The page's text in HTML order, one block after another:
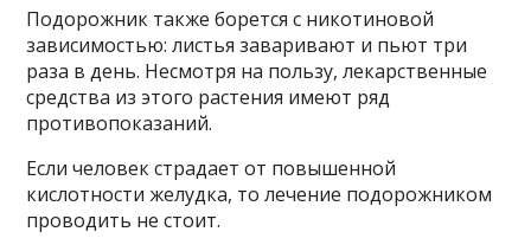
Подорожник также борется с никотиновой
зависимостью: листья заваривают и пьют три
раза в день. Несмотря на пользу, лекарственные
средства из этого растения имеют ряд
противопоказаний.
Если человек страдает от повышенной
кислотности желудка, то лечение подорожником
проводить не стоит.